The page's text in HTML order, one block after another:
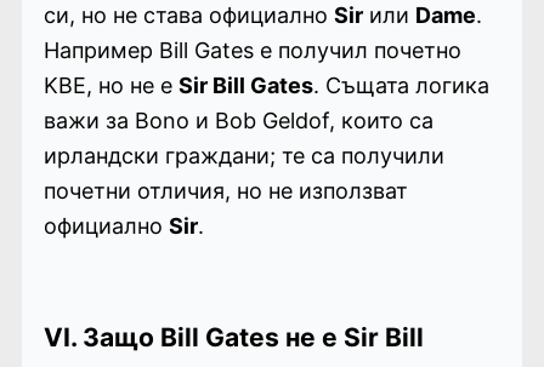
си, но не става официално Sirили Dame.
Например Bill Gates е получил почетно
KBE, но не е Sir Bill Gates. Същата логика
важи за Bono и Bob Geldof, които са
ирландски граждани; те са получили
почетни отличия, но не използват
официално Sir.
VI. Защо Bill Gates не е Sir Bill